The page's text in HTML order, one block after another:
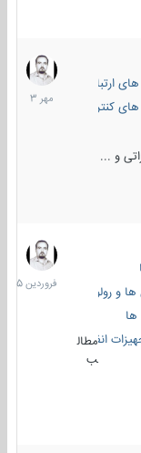
ارتباطی و جمع آوری
کنترل آتش و تجهیزات
و ...
1
مهر
1403
رولورها
انفرادی
مطال
ب
17
فروردین
1405